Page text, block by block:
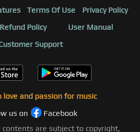
Terms Of Use
Privacy Policy
Policy
User Manual
Support
love and passion for music
us on
Facebook
contents are subject to copyright,